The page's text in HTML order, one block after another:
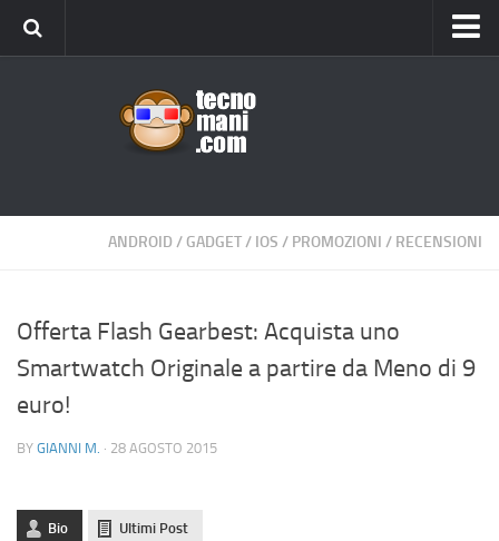
Cellulari
Gadget
Recensioni
Contact Us
Cerca
ANDROID / GADGET/ IOS / PROMOZIONI / RECENSIONI
Offerta Flash Gearbest: Acquista uno
Smartwatch Originale a partire da Meno di 9
euro!
BY GIANNI M. · 28 AGOSTO 2015
Bio Ultimi Post